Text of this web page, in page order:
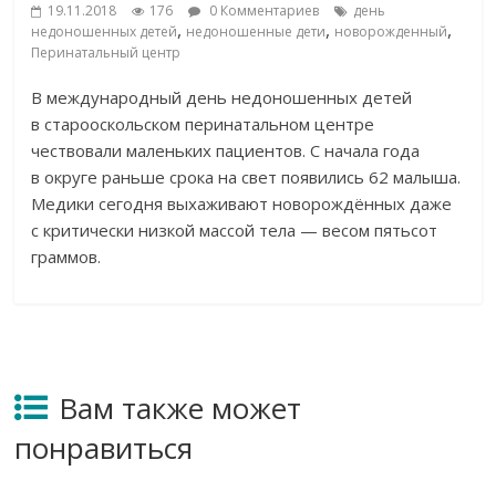
19.11.2018 176 0 Комментариев
день
недоношенных детей, недоношенные дети, новорожденный,
Перинатальный центр
В международный день недоношенных детей
в старооскольском перинатальном центре
чествовали маленьких пациентов. С начала года
в округе раньше срока на свет появились 62 малыша.
Медики сегодня выхаживают новорождённых даже
с критически низкой массой тела — весом пятьсот
граммов.
Вам также может
понравиться